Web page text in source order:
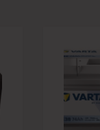
Pievienot vēlmju lapai